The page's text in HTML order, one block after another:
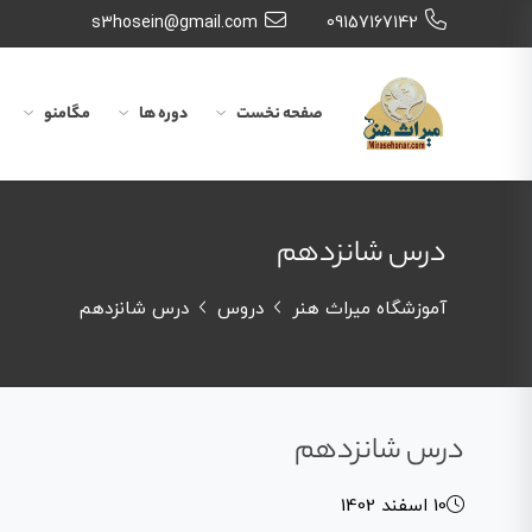
09157167142
s3hosein@gmail.com
صفحه نخست دوره ها مگامنو
درس شانزدهم
آموزشگاه میراث هنر دروس درس شانزدهم
درس شانزدهم
10 اسفند 1402